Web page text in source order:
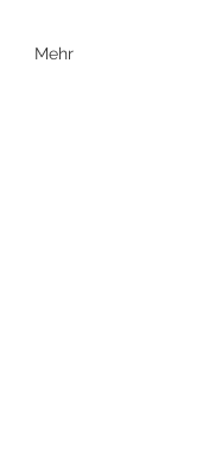
Mehr